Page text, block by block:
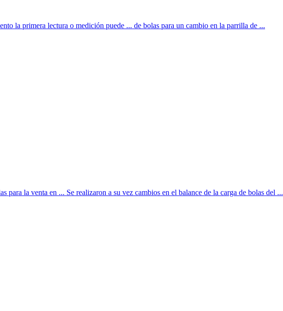
la primera lectura o medición puede ... de bolas para un cambio en la parrilla de ...
la venta en ... Se realizaron a su vez cambios en el balance de la carga de bolas del ...